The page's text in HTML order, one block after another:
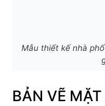
Mẫu thiết kế nhà
BẢN VẼ